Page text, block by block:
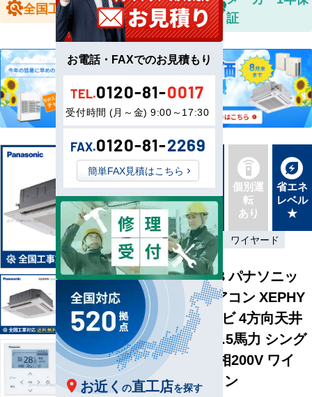
全国工事対応
料
証
新品直
送
最新機
種
同機種
タイプ
別あり
個別運
転
あり
省エネ
レベル
★
標準 三相200V ワイヤード
PA-P40U7HB パナソニッ
ク 業務用エアコン XEPHY
Eco エコナビ 4方向天井
カセット形 1.5馬力 シング
ル 標準型 三相200V ワイ
ヤードリモコン
お電話・FAXでのお見積もり
TEL.0120-81-0017
受付時間 (月～金) 9:00～17:30
FAX.0120-81-2269
簡単FAX見積はこちら
お近く の直工店を探す